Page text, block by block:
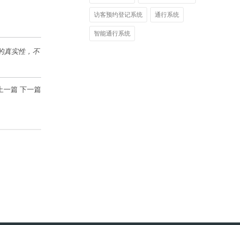
真实性，不
上一篇 下一篇
访客预约登记系统 通行系统
智能通行系统